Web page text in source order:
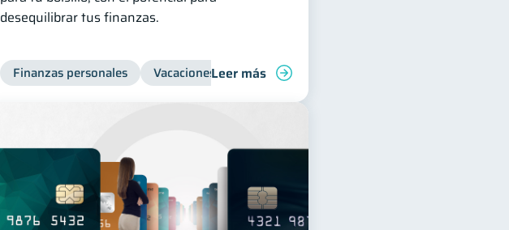
desequilibrar tus finanzas.
Finanzas personales Vacaciones Organización Financiera
Leer más